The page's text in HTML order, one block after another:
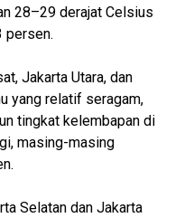
28–29 derajat Celsius
persen.
Jakarta Utara, dan
yang relatif seragam,
tingkat kelembapan di
masing-masing
Selatan dan Jakarta